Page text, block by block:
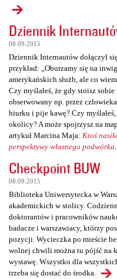
Dziennik
08.09.2015
Dziennik Internautów dołączył
przykład: „Oburzamy się na
amerykańskich służb, ale co
Czy myślałeś, że gdy stoisz
obserwowany np. przez
biurku i pije kawę? Czy
okolicy? A może spojrzysz na
artykuł Marcina Maja: Ktoś
perspektywy własnego podwórka
Checkpoint BUW
08.09.2015
Biblioteka Uniwersytecka w
akademickich w stolicy.
doktorantów i pracowników
badacze i warszawiacy, którzy
pozycji. Wycieczka po mieście
wolnej chwili można tu pójść na
wystawę. Wszystko dla
trzeba się dostać do środka.